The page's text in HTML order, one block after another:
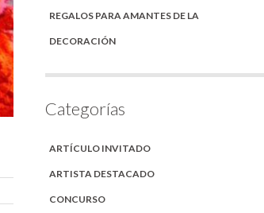
REGALOS PARA AMANTES DE LA
DECORACIÓN
Categorías
ARTÍCULO INVITADO
ARTISTA DESTACADO
CONCURSO